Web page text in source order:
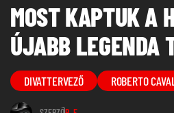
MOST KAPTUK A
ÚJABB LEGENDA
DIVATTERVEZŐ ROBERTO